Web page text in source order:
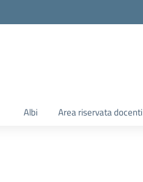
Albi Area riservata docenti